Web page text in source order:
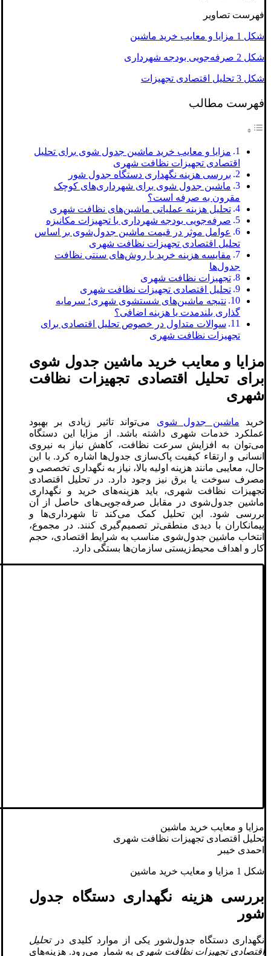
فهرست تصاویر
شکل 1 مزایا و معایب خرید ماشین
شکل 2 صرفه‌جویی بودجه شهرداری
شکل 3 تحلیل اقتصادی تجهیزات
فهرست مطالب
مزایا و معایب خرید ماشین جدول‌ شوی برای تحلیل
اقتصادی تجهیزات نظافت شهری
بررسی هزینه نگهداری دستگاه جدول ‌شور
ماشین جدول ‌شوی برای شهرداری‌های کوچک
مقرون ‌به ‌صرفه است؟
تحلیل هزینه عملیاتی ماشین‌های نظافت شهری
صرفه‌جویی بودجه شهرداری با تجهیزات مکانیزه
عوامل موثر در قیمت ماشین جدول‌شوی بر اساس
تحلیل اقتصادی تجهیزات نظافت شهری
مقایسه هزینه خرید با روش‌های سنتی نظافت
جدول‌ها
تجهیزات نظافت شهری
تحلیل اقتصادی تجهیزات نظافت شهری
نتیجه ماشین‌های شستشوی شهری؛ سرمایه
‌گذاری بلندمدت یا هزینه اضافی؟
سوالات متداول در خصوص تحلیل اقتصادی برای
تجهیزات نظافت شهری
مزایا و معایب خرید ماشین جدول‌ شوی
برای تحلیل اقتصادی تجهیزات نظافت
شهری
خرید ماشین جدول ‌شوی می‌تواند تاثیر زیادی بر بهبود
عملکرد خدمات شهری داشته باشد. از مزایا این دستگاه
می‌توان به افزایش سرعت نظافت، کاهش نیاز به نیروی
انسانی و ارتقاء کیفیت پاک‌سازی جدول‌ها اشاره کرد. با این
حال، معایبی مانند هزینه اولیه بالا، نیاز به نگهداری تخصصی و
مصرف سوخت یا برق نیز وجود دارد. در تحلیل اقتصادی
تجهیزات نظافت شهری، باید هزینه‌های خرید و نگهداری
ماشین جدول‌شوی در مقابل صرفه‌جویی‌های حاصل از آن
بررسی شود. این تحلیل کمک می‌کند تا شهرداری‌ها و
پیمانکاران با دیدی منطقی‌تر تصمیم‌گیری کنند. در مجموع،
انتخاب ماشین جدول‌شوی مناسب به شرایط اقتصادی، حجم
کار و اهداف محیط‌زیستی سازمان‌ها بستگی دارد.
مزایا و معایب خرید ماشین
تحلیل اقتصادی تجهیزات نظافت شهری
احمدی خیبر
شکل 1 مزایا و معایب خرید ماشین
بررسی هزینه نگهداری دستگاه جدول
‌شور
نگهداری دستگاه جدول‌شور یکی از موارد کلیدی درتحلیل
اقتصادی تجهیزات نظافت شهری به شمار می‌رود. هزینه‌های